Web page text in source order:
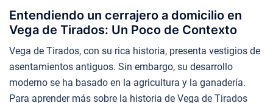
Entendiendo un cerrajero a domicilio en
Vega de Tirados: Un Poco de Contexto
Vega de Tirados, con su rica historia, presenta vestigios de
asentamientos antiguos. Sin embargo, su desarrollo
moderno se ha basado en la agricultura y la ganadería.
Para aprender más sobre la historia de Vega de Tirados